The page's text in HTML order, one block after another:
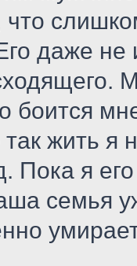
что
даже не
боится
так жить я
Пока я
семья